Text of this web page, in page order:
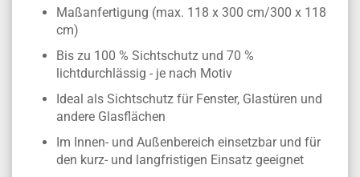
Maßanfertigung (max. 118 x 300 cm/300 x 118
cm)
Bis zu 100 % Sichtschutz und 70 %
lichtdurchlässig - je nach Motiv
Ideal als Sichtschutz für Fenster, Glastüren und
andere Glasflächen
Im Innen- und Außenbereich einsetzbar und für
den kurz- und langfristigen Einsatz geeignet